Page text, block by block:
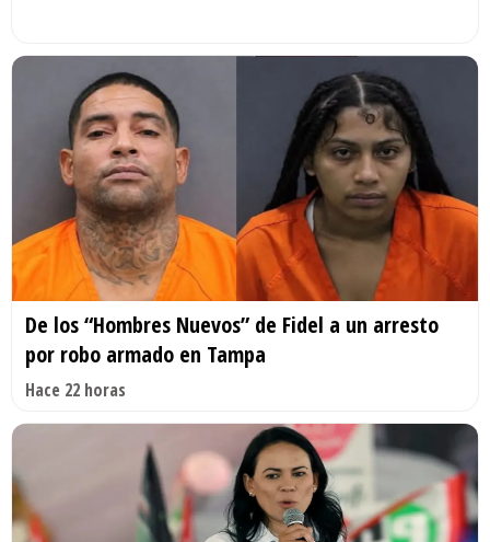
De los “Hombres Nuevos” de Fidel a un arresto
por robo armado en Tampa
Hace 22 horas